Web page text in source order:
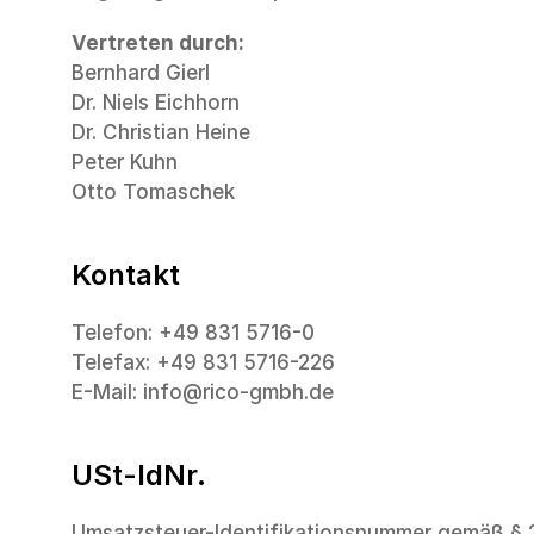
Vertreten durch:
Bernhard Gierl
Dr. Niels Eichhorn
Dr. Christian Heine
Peter Kuhn
Otto Tomaschek
Kontakt
Telefon: +49 831 5716-0
Telefax: +49 831 5716-226
E-Mail: info@rico-gmbh.de
USt-IdNr.